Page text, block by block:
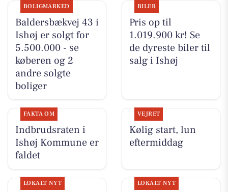
BOLIGMARKED
Baldersbækvej 43 i
Ishøj er solgt for
5.500.000 - se
køberen og 2
andre solgte
boliger
BILER
Pris op til
1.019.900 kr! Se
de dyreste biler til
salg i Ishøj
FAKTA OM
Indbrudsraten i
Ishøj Kommune er
faldet
VEJRET
Kølig start, lun
eftermiddag
LOKALT NYT LOKALT NYT